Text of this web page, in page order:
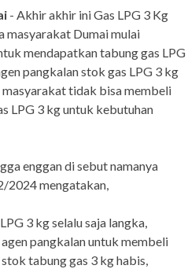
- Akhir akhir ini Gas LPG 3 Kg
masyarakat Dumai mulai
mendapatkan tabung gas LPG
pangkalan stok gas LPG 3 kg
masyarakat tidak bisa membeli
LPG 3 kg untuk kebutuhan
enggan di sebut namanya
2024 mengatakan,
3 kg selalu saja langka,
pangkalan untuk membeli
tabung gas 3 kg habis,